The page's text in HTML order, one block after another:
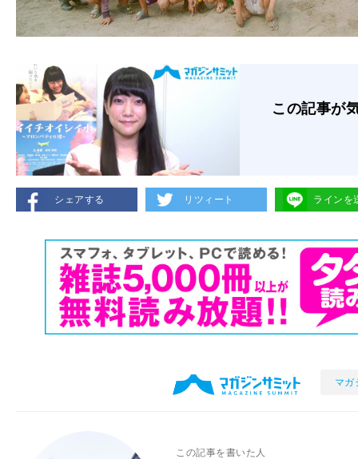
この記事が
シェアする リツィート ラインを
マガ
この記事を書いた人